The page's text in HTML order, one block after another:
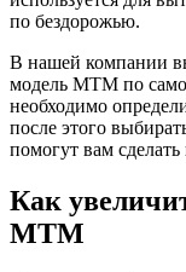
по бездорожью.
В нашей компании
модель МТМ по
необходимо
после этого
помогут вам
Как
МТМ